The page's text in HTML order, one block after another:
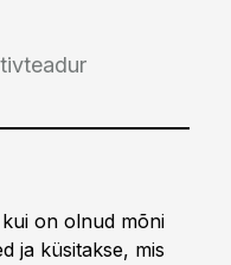
on olnud mõni
ja küsitakse, mis